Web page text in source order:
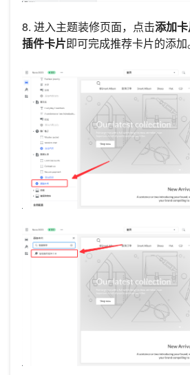
8. 进入主题装修页面，点击添加
插件卡片即可完成推荐卡片的添加